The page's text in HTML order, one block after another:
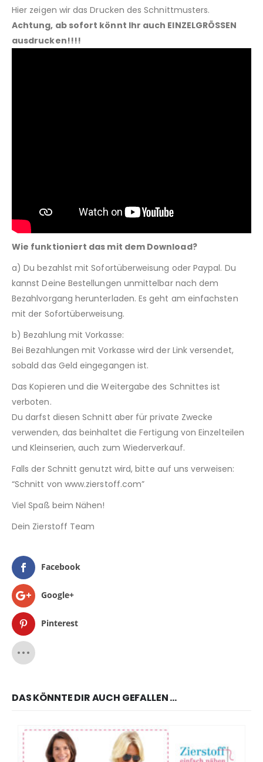
Hier zeigen wir das Drucken des Schnittmusters.
Achtung, ab sofort könnt Ihr auch EINZELGRÖSSEN
ausdrucken!!!!
Wie funktioniert das mit dem Download?
a) Du bezahlst mit Sofortüberweisung oder Paypal. Du
kannst Deine Bestellungen unmittelbar nach dem
Bezahlvorgang herunterladen. Es geht am einfachsten
mit der Sofortüberweisung.
b) Bezahlung mit Vorkasse:
Bei Bezahlungen mit Vorkasse wird der Link versendet,
sobald das Geld eingegangen ist.
Das Kopieren und die Weitergabe des Schnittes ist
verboten.
Du darfst diesen Schnitt aber für private Zwecke
verwenden, das beinhaltet die Fertigung von Einzelteilen
und Kleinserien, auch zum Wiederverkauf.
Falls der Schnitt genutzt wird, bitte auf uns verweisen:
“Schnitt von www.zierstoff.com”
Viel Spaß beim Nähen!
Dein Zierstoff Team
Facebook
Google+
Pinterest
DAS KÖNNTE DIR AUCH GEFALLEN …